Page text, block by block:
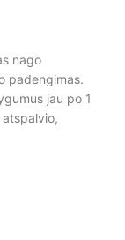
nago
padengimas.
jau po 1